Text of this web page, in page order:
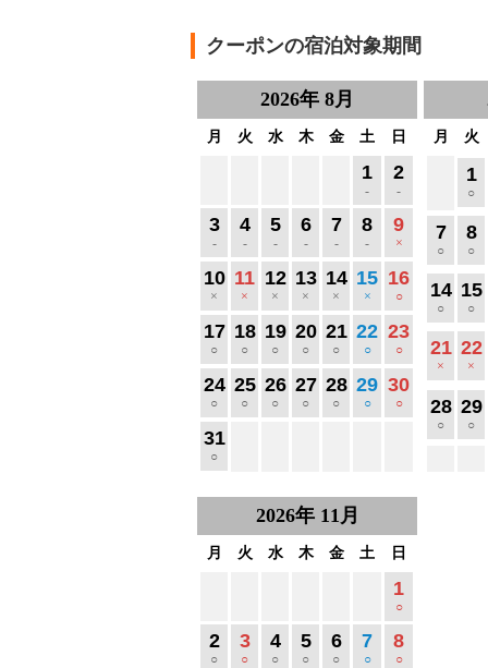
クーポンの宿泊対象期間
2026年8月
月 火 水 木 金 土 日
1
-
2
-
3
-
4
-
5
-
6
-
7
-
8
-
9
×
10
×
11
×
12
×
13
×
14
×
15
×
16
○
17
○
18
○
19
○
20
○
21
○
22
○
23
○
24
○
25
○
26
○
27
○
28
○
29
○
30
○
31
○
月 火
1
○
7
○
8
○
14
○
15
○
21
×
22
×
28
○
29
○
2026年 11月
月 火 水 木 金 土 日
1
○
2
○
3
○
4
○
5
○
6
○
7
○
8
○